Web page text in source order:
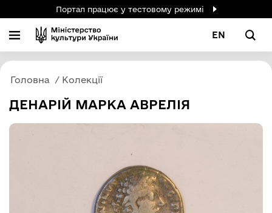
Портал працює у тестовому режимі
EN
Головна Колекції
ДЕНАРІЙ МАРКА АВРЕЛІЯ